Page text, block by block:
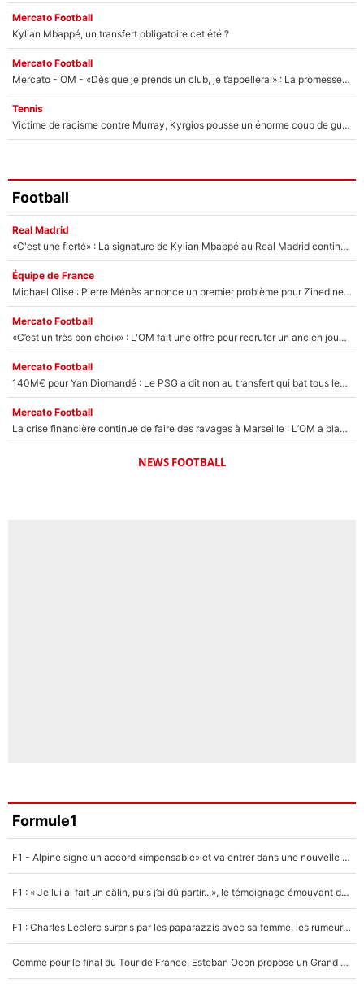
Mercato Football
Kylian Mbappé, un transfert obligatoire cet été ?
Mercato Football
Mercato - OM - «Dès que je prends un club, je t’appellerai» : La promesse de Marcelino au moment de claquer la porte
Tennis
Victime de racisme contre Murray, Kyrgios pousse un énorme coup de gueule !
Football
Real Madrid
«C'est une fierté» : La signature de Kylian Mbappé au Real Madrid continue de régaler l'Espagne
Équipe de France
Michael Olise : Pierre Ménès annonce un premier problème pour Zinedine Zidane en équipe de France
Mercato Football
«C’est un très bon choix» : L'OM fait une offre pour recruter un ancien joueur du PSG... et c'est validé dans l'After Foot !
Mercato Football
140M€ pour Yan Diomandé : Le PSG a dit non au transfert qui bat tous les records sur le mercato
Mercato Football
La crise financière continue de faire des ravages à Marseille : L’OM a placé 12 joueurs sur le marché des transferts… et ça pourrait lui rapporter près de 100M€ !
NEWS FOOTBALL
Formule1
F1 - Alpine signe un accord «impensable» et va entrer dans une nouvelle dimension : Grande nouvelle pour Pierre Gasly !
F1 : « Je lui ai fait un câlin, puis j’ai dû partir...», le témoignage émouvant de Max Verstappen sur sa fille
F1 : Charles Leclerc surpris par les paparazzis avec sa femme, les rumeurs étaient vraies !
Comme pour le final du Tour de France, Esteban Ocon propose un Grand Prix de Formule 1 à Paris : «Autour de l’Arc de Triomphe, ce serait génial» !